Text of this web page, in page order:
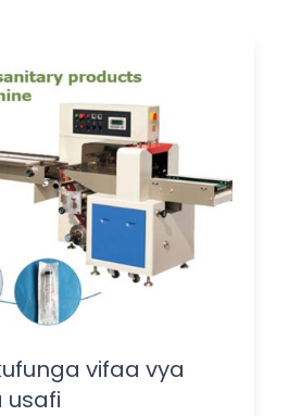
vifaa vya
usafi